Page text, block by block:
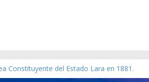
Constituyente del Estado Lara en 1881.